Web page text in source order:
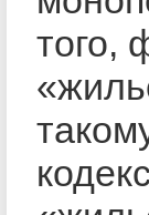
того,